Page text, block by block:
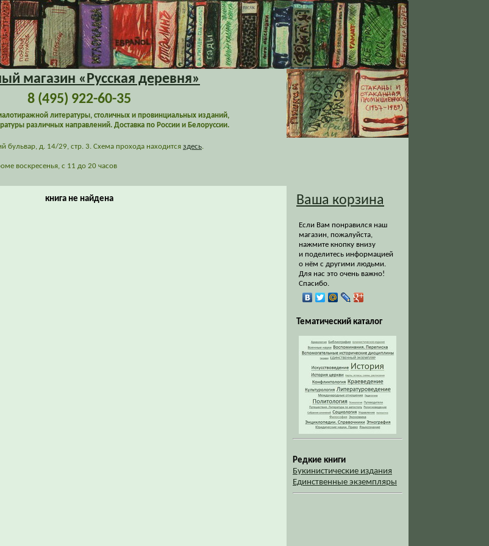
магазин «Русская деревня»
8 (495) 922-60-35
литературы, столичных и провинциальных изданий,
различных направлений. Доставка по России и Белоруссии.
бульвар, д. 14/29, стр. 3. Схема прохода находится здесь.
воскресенья, с 11 до 20 часов
книга не найдена Ваша корзина
Если Вам понравился наш
магазин, пожалуйста,
нажмите кнопку внизу
и поделитесь информацией
о нём с другими людьми.
Для нас это очень важно!
Спасибо.
Тематический каталог
Редкие книги
Букинистические издания
Единственные экземпляры